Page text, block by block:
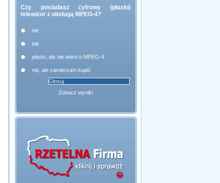
Czy posiadasz cyfrowy (płaski)
telewizor z obsługą MPEG-4?
nie
tak
płaski, ale nie wiem o MPEG-4
nie, ale zamierzam kupić
Zobacz wyniki